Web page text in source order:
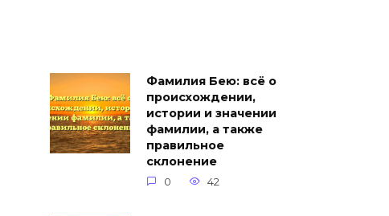
Фамилия Бею: всё о
происхождении,
истории и значении
фамилии, а также
правильное
склонение
0 42